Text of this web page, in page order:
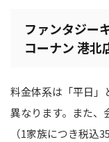
ファンタジー
コーナン 港北
料金体系は「平日」
異なります。また、
（1家族につき税込